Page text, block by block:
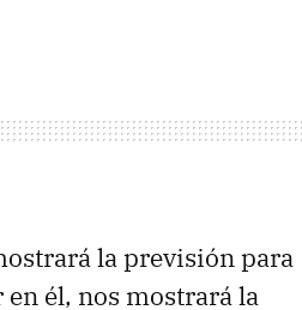
la previsión para
él, nos mostrará la